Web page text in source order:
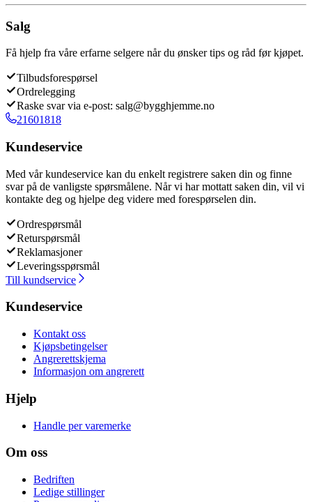
Salg
Få hjelp fra våre erfarne selgere når du ønsker tips og råd før kjøpet.
Tilbudsforespørsel
Ordrelegging
Raske svar via e-post: salg@bygghjemme.no
21601818
Kundeservice
Med vår kundeservice kan du enkelt registrere saken din og finne
svar på de vanligste spørsmålene. Når vi har mottatt saken din, vil vi
kontakte deg og hjelpe deg videre med forespørselen din.
Ordrespørsmål
Returspørsmål
Reklamasjoner
Leveringsspørsmål
Till kundservice
Kundeservice
Kontakt oss
Kjøpsbetingelser
Angrerettskjema
Informasjon om angrerett
Hjelp
Handle per varemerke
Om oss
Bedriften
Ledige stillinger